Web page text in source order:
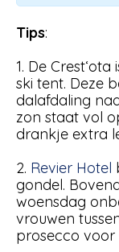
Tips:
1. De
ski tent. Deze
dalafdaling
zon staat vol
drankje extra
2. Revier Hotel
gondel.
woensdag
vrouwen
prosecco voor